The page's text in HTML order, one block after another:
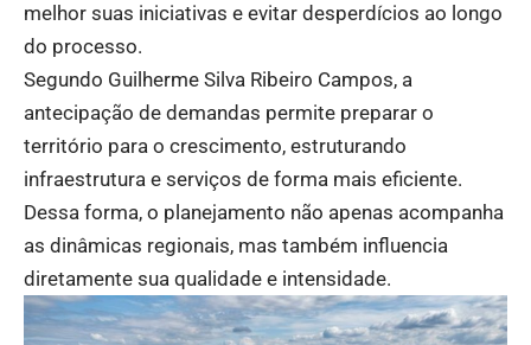
melhor suas iniciativas e evitar desperdícios ao longo
do processo.
Segundo Guilherme Silva Ribeiro Campos, a
antecipação de demandas permite preparar o
território para o crescimento, estruturando
infraestrutura e serviços de forma mais eficiente.
Dessa forma, o planejamento não apenas acompanha
as dinâmicas regionais, mas também influencia
diretamente sua qualidade e intensidade.